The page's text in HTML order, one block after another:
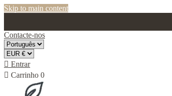
Skip to main content
Contacte-nos
 Entrar
 Carrinho 0